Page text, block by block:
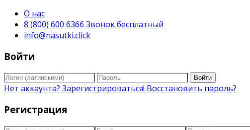
О нас
8 (800) 600 6366 Звонок бесплатный
info@nasutki.click
Войти
Войти
Нет аккаунта? Зарегистрироваться! Восстановить пароль?
Регистрация